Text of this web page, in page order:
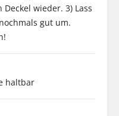
wieder. 3) Lass
gut um.
haltbar